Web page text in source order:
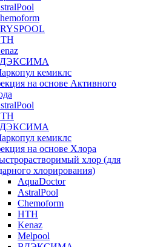
кемиклс
на основе Активного
кемиклс
на основе Хлора
хлор (для
хлорирования)
AquaDoctor
AstralPool
Chemoform
HTH
Kenaz
Melpool